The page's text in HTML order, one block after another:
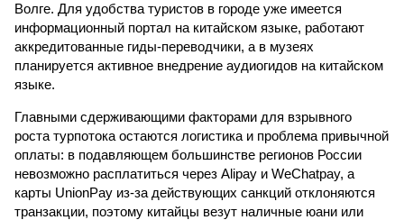
Волге. Для удобства туристов в городе уже имеется
информационный портал на китайском языке, работают
аккредитованные гиды-переводчики, а в музеях
планируется активное внедрение аудиогидов на китайском
языке.
Главными сдерживающими факторами для взрывного
роста турпотока остаются логистика и проблема привычной
оплаты: в подавляющем большинстве регионов России
невозможно расплатиться через Alipay и WeChatpay, а
карты UnionPay из-за действующих санкций отклоняются
транзакции, поэтому китайцы везут наличные юани или